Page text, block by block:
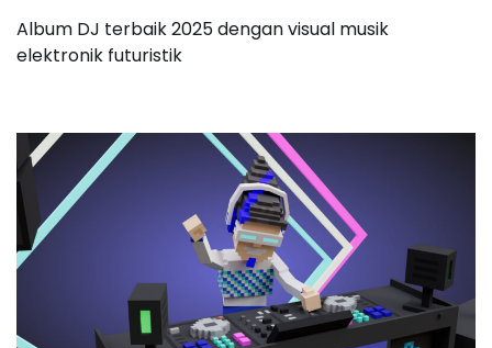
Album DJ terbaik 2025 dengan visual musik
elektronik futuristik